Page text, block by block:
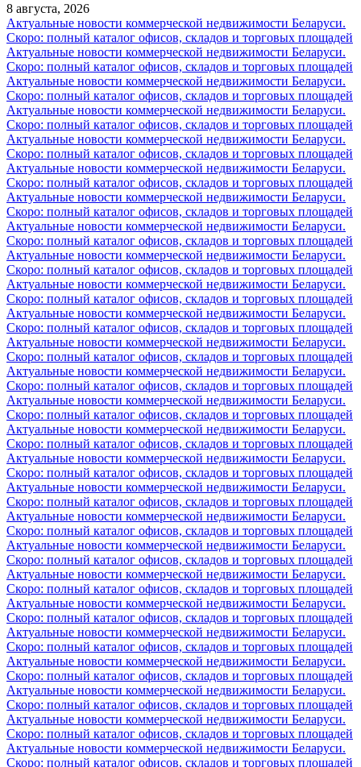
8 августа, 2026
Актуальные новости коммерческой недвижимости Беларуси.
Скоро: полный каталог офисов, складов и торговых площадей
Актуальные новости коммерческой недвижимости Беларуси.
Скоро: полный каталог офисов, складов и торговых площадей
Актуальные новости коммерческой недвижимости Беларуси.
Скоро: полный каталог офисов, складов и торговых площадей
Актуальные новости коммерческой недвижимости Беларуси.
Скоро: полный каталог офисов, складов и торговых площадей
Актуальные новости коммерческой недвижимости Беларуси.
Скоро: полный каталог офисов, складов и торговых площадей
Актуальные новости коммерческой недвижимости Беларуси.
Скоро: полный каталог офисов, складов и торговых площадей
Актуальные новости коммерческой недвижимости Беларуси.
Скоро: полный каталог офисов, складов и торговых площадей
Актуальные новости коммерческой недвижимости Беларуси.
Скоро: полный каталог офисов, складов и торговых площадей
Актуальные новости коммерческой недвижимости Беларуси.
Скоро: полный каталог офисов, складов и торговых площадей
Актуальные новости коммерческой недвижимости Беларуси.
Скоро: полный каталог офисов, складов и торговых площадей
Актуальные новости коммерческой недвижимости Беларуси.
Скоро: полный каталог офисов, складов и торговых площадей
Актуальные новости коммерческой недвижимости Беларуси.
Скоро: полный каталог офисов, складов и торговых площадей
Актуальные новости коммерческой недвижимости Беларуси.
Скоро: полный каталог офисов, складов и торговых площадей
Актуальные новости коммерческой недвижимости Беларуси.
Скоро: полный каталог офисов, складов и торговых площадей
Актуальные новости коммерческой недвижимости Беларуси.
Скоро: полный каталог офисов, складов и торговых площадей
Актуальные новости коммерческой недвижимости Беларуси.
Скоро: полный каталог офисов, складов и торговых площадей
Актуальные новости коммерческой недвижимости Беларуси.
Скоро: полный каталог офисов, складов и торговых площадей
Актуальные новости коммерческой недвижимости Беларуси.
Скоро: полный каталог офисов, складов и торговых площадей
Актуальные новости коммерческой недвижимости Беларуси.
Скоро: полный каталог офисов, складов и торговых площадей
Актуальные новости коммерческой недвижимости Беларуси.
Скоро: полный каталог офисов, складов и торговых площадей
Актуальные новости коммерческой недвижимости Беларуси.
Скоро: полный каталог офисов, складов и торговых площадей
Актуальные новости коммерческой недвижимости Беларуси.
Скоро: полный каталог офисов, складов и торговых площадей
Актуальные новости коммерческой недвижимости Беларуси.
Скоро: полный каталог офисов, складов и торговых площадей
Актуальные новости коммерческой недвижимости Беларуси.
Скоро: полный каталог офисов, складов и торговых площадей
Актуальные новости коммерческой недвижимости Беларуси.
Скоро: полный каталог офисов, складов и торговых площадей
Актуальные новости коммерческой недвижимости Беларуси.
Скоро: полный каталог офисов, складов и торговых площадей